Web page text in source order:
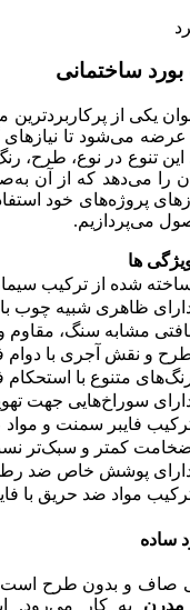
ساختمانی
یکی از پرکاربردترین
و عرضه می‌شود تا
تنوع در نوع، طرح،
را می‌دهد که از آن
پروژه‌های خود
می‌پردازیم.
ها
شده از ترکیب
ظاهری شبیه چوب
مشابه سنگ،
و نقش آجری با دوام
متنوع با استحکام
سوراخ‌هایی جهت
فایبر سمنت و مواد
کمتر و سبک‌تر
پوشش خاص ضد
مواد ضد حریق با
ساده
و بدون طرح است و
مدرن به کار می‌رود.